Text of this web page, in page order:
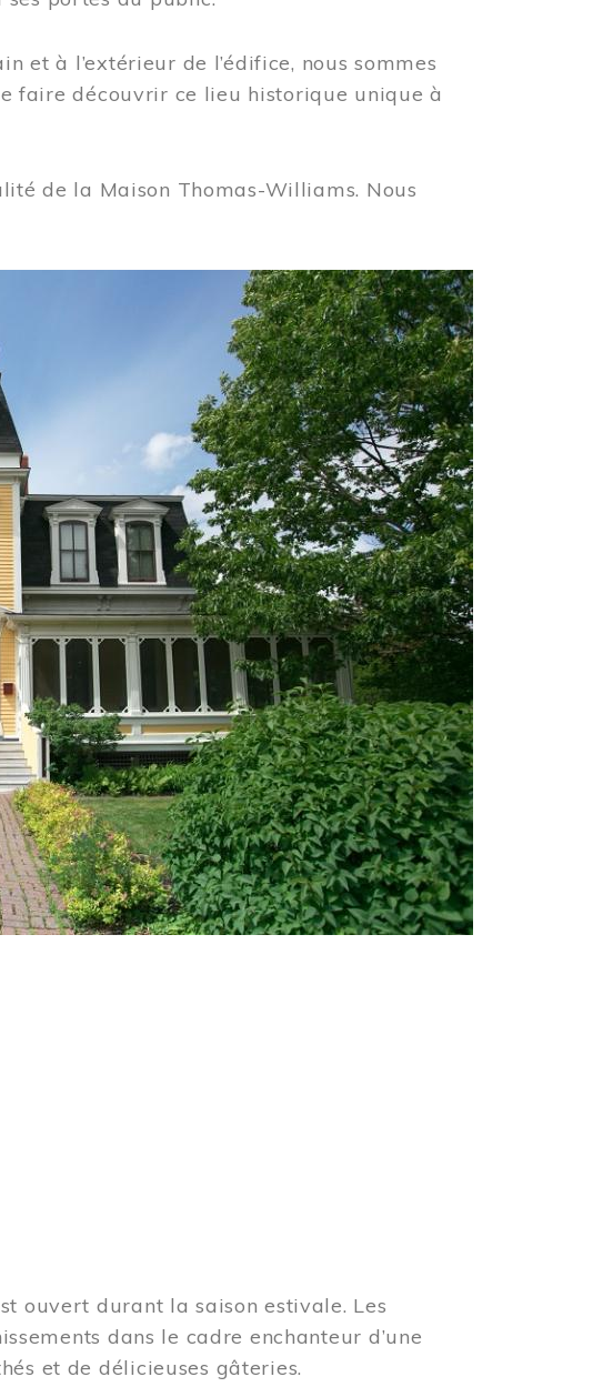
et à l’extérieur de l’édifice, nous sommes
faire découvrir ce lieu historique unique à
de la Maison Thomas-Williams. Nous
ouvert durant la saison estivale. Les
dans le cadre enchanteur d’une
et de délicieuses gâteries.